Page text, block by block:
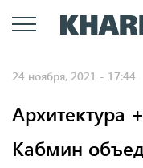
24 ноября, 2021 - 17:44
Архитектура
Кабмин